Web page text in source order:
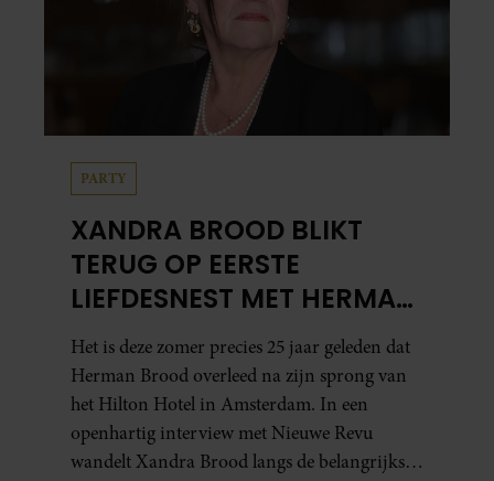
PARTY
XANDRA BROOD BLIKT
TERUG OP EERSTE
LIEFDESNEST MET HERMAN
BROOD: “HIER IS LOLA
GEBOREN”
Het is deze zomer precies 25 jaar geleden dat
Herman Brood overleed na zijn sprong van
het Hilton Hotel in Amsterdam. In een
openhartig interview met Nieuwe Revu
wandelt Xandra Brood langs de belangrijkste